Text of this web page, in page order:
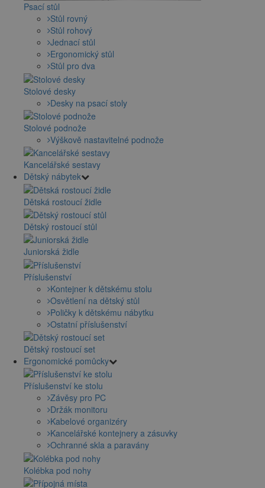
Psací stůl
Stůl rovný
Stůl rohový
Jednací stůl
Ergonomický stůl
Stůl pro dva
Stolové desky
Desky na psací stoly
Stolové podnože
Výškově nastavitelné podnože
Kancelářské sestavy
Dětský nábytek
Dětská rostoucí židle
Dětský rostoucí stůl
Juniorská židle
Příslušenství
Kontejner k dětskému stolu
Osvětlení na dětský stůl
Poličky k dětskému nábytku
Ostatní příslušenství
Dětský rostoucí set
Ergonomické pomůcky
Příslušenství ke stolu
Závěsy pro PC
Držák monitoru
Kabelové organizéry
Kancelářské kontejnery a zásuvky
Ochranné skla a paravány
Kolébka pod nohy